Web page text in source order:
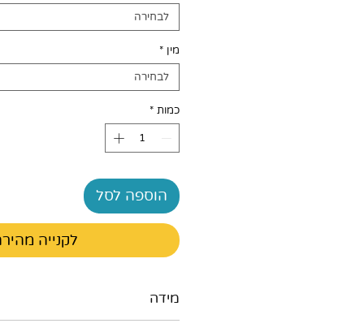
לבחירה
מין *
לבחירה
כמות *
הוספה לסל
לקנייה
מידה